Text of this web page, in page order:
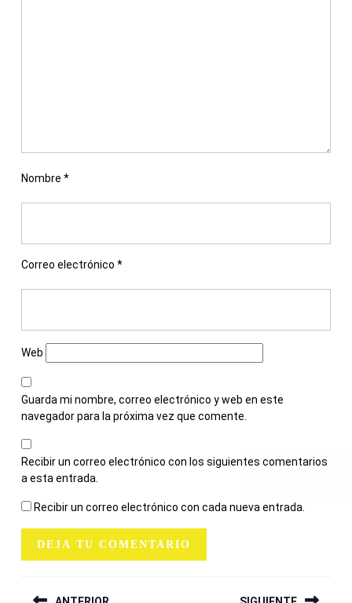
Nombre *
Correo electrónico *
Web
Guarda mi nombre, correo electrónico y web en este
navegador para la próxima vez que comente.
Recibir un correo electrónico con los siguientes comentarios
a esta entrada.
Recibir un correo electrónico con cada nueva entrada.